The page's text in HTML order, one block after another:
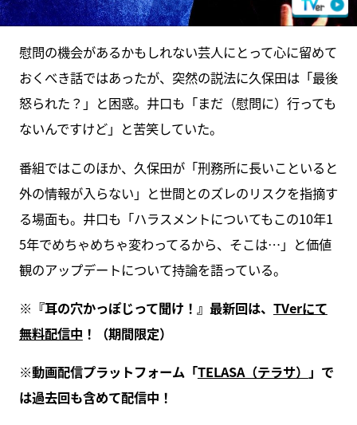
慰問の機会があるかもしれない芸人にとって心に留めて
おくべき話ではあったが、突然の説法に久保田は「最後
怒られた？」と困惑。井口も「まだ（慰問に）行っても
ないんですけど」と苦笑していた。
番組ではこのほか、久保田が「刑務所に長いこといると
外の情報が入らない」と世間とのズレのリスクを指摘す
る場面も。井口も「ハラスメントについてもこの10年1
5年でめちゃめちゃ変わってるから、そこは…」と価値
観のアップデートについて持論を語っている。
※『耳の穴かっぽじって聞け！』最新回は、 TVerにて
無料配信中 ！（期間限定）
※動画配信プラットフォーム「TELASA（テラサ） 」で
は過去回も含めて配信中！